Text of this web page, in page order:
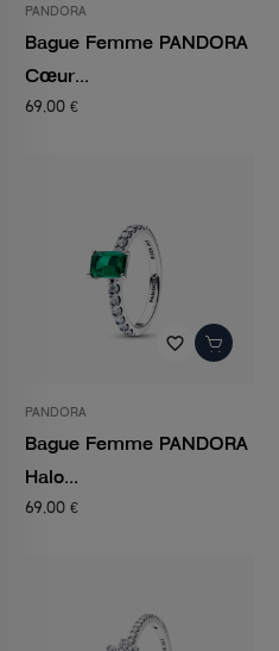
PANDORA
Bague Femme PANDORA
Cœur...
69,00 €
favorite_border
PANDORA
Bague Femme PANDORA
Halo...
69,00 €